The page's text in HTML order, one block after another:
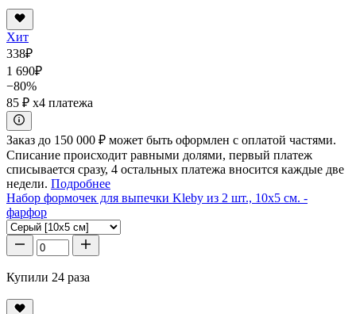
Хит
338₽
1 690₽
−80%
85 ₽ x4 платежа
Заказ до 150 000 ₽ может быть оформлен с оплатой частями.
Списание происходит равными долями, первый платеж
списывается сразу, 4 остальных платежа вносится каждые две
недели. Подробнее
Набор формочек для выпечки Kleby из 2 шт., 10x5 см. -
фарфор
Купили 24 раза